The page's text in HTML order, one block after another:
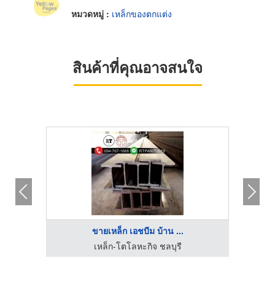
หมวดหมู่ : เหล็กของตกแต่ง
สินค้าที่คุณอาจสนใจ
ขายเหล็ก เอชบีม บ้าน ...
เหล็ก-โตโลหะกิจ ชลบุรี